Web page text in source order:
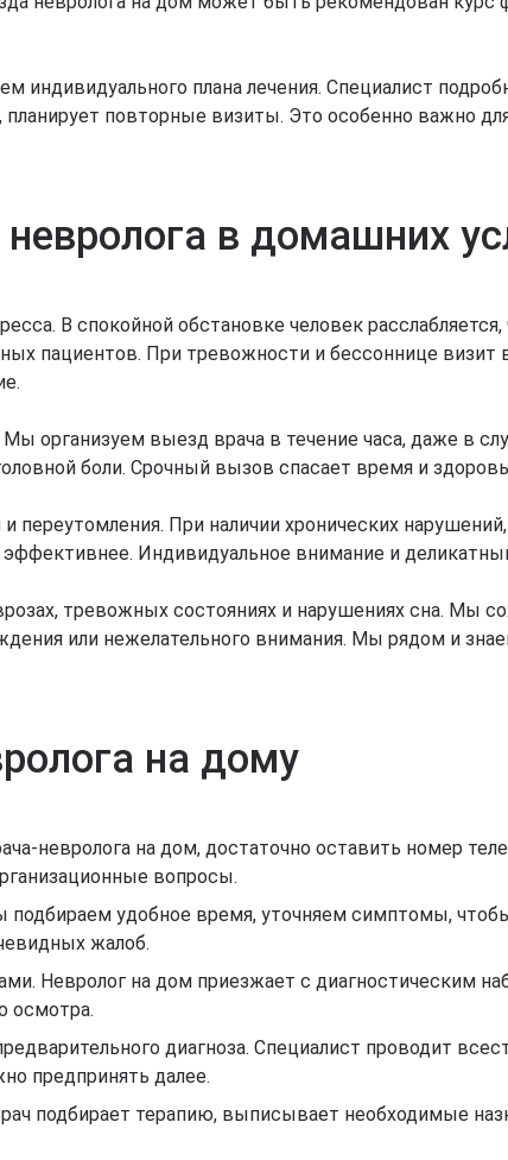
индивидуального плана лечения. Специалист
повторные визиты. Это особенно важно
в домашних
В спокойной обстановке человек
пациентов. При тревожности и бессоннице
организуем выезд врача в течение часа, даже в
боли. Срочный вызов спасает время и
При наличии хронических
Индивидуальное внимание и
тревожных состояниях и нарушениях сна. Мы
или нежелательного внимания. Мы рядом и
на дому
невролога на дом, достаточно оставить номер
вопросы.
удобное время, уточняем симптомы,
жалоб.
Невролог на дом приезжает с диагностическим
осмотра.
диагноза. Специалист проводит
предпринять далее.
подбирает терапию, выписывает необходимые